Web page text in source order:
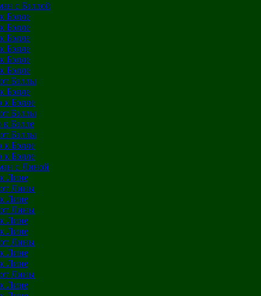
с Бэллой
Бэлле
Бэлле
Бэлле
Бэлле
Бэлле
Бэлле
Бэллы
Бэлле
к Бэлле
Бэллы
к Бэлле
Бэллы
к Бэлле
к Бэлле
с Линой
Лине
Лины
Лине
Лины
Лине
Лине
Лины
Лине
Лине
Лины
Лине